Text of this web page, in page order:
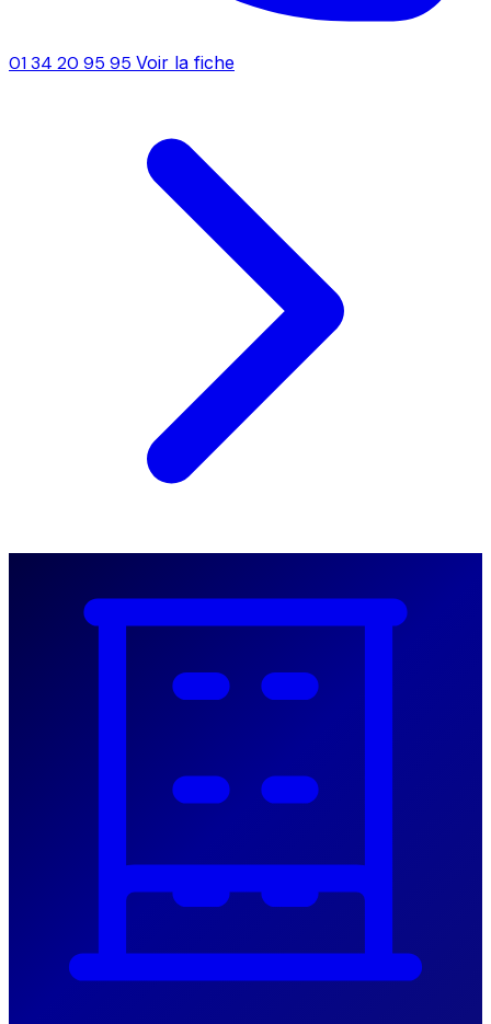
01 34 20 95 95 Voir la fiche